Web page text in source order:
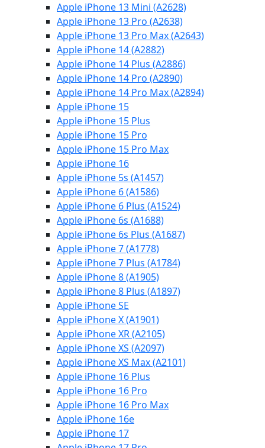
Apple iPhone 13 Mini (A2628)
Apple iPhone 13 Pro (A2638)
Apple iPhone 13 Pro Max (A2643)
Apple iPhone 14 (A2882)
Apple iPhone 14 Plus (A2886)
Apple iPhone 14 Pro (A2890)
Apple iPhone 14 Pro Max (A2894)
Apple iPhone 15
Apple iPhone 15 Plus
Apple iPhone 15 Pro
Apple iPhone 15 Pro Max
Apple iPhone 16
Apple iPhone 5s (A1457)
Apple iPhone 6 (A1586)
Apple iPhone 6 Plus (A1524)
Apple iPhone 6s (A1688)
Apple iPhone 6s Plus (A1687)
Apple iPhone 7 (A1778)
Apple iPhone 7 Plus (A1784)
Apple iPhone 8 (A1905)
Apple iPhone 8 Plus (A1897)
Apple iPhone SE
Apple iPhone X (A1901)
Apple iPhone XR (A2105)
Apple iPhone XS (A2097)
Apple iPhone XS Max (A2101)
Apple iPhone 16 Plus
Apple iPhone 16 Pro
Apple iPhone 16 Pro Max
Apple iPhone 16e
Apple iPhone 17